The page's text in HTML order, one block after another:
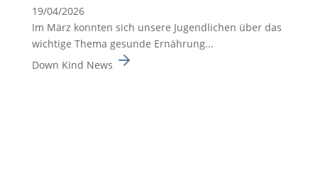
19/04/2026
Im März konnten sich unsere Jugend­li­chen über das
wichtige Thema gesunde Ernäh­rung...
Down Kind News